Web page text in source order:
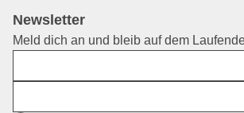
Newsletter
Meld dich an und bleib auf dem